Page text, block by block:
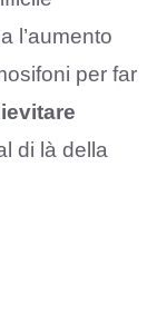
l’aumento
per far
di là della